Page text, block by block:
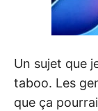
Un sujet que
taboo. Les
que ça